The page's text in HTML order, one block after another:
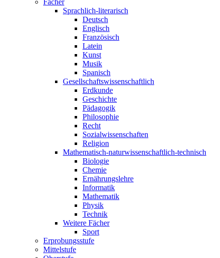
Fächer
Sprachlich-literarisch
Deutsch
Englisch
Französisch
Latein
Kunst
Musik
Spanisch
Gesellschaftswissenschaftlich
Erdkunde
Geschichte
Pädagogik
Philosophie
Recht
Sozialwissenschaften
Religion
Mathematisch-naturwissenschaftlich-technisch
Biologie
Chemie
Ernährungslehre
Informatik
Mathematik
Physik
Technik
Weitere Fächer
Sport
Erprobungsstufe
Mittelstufe